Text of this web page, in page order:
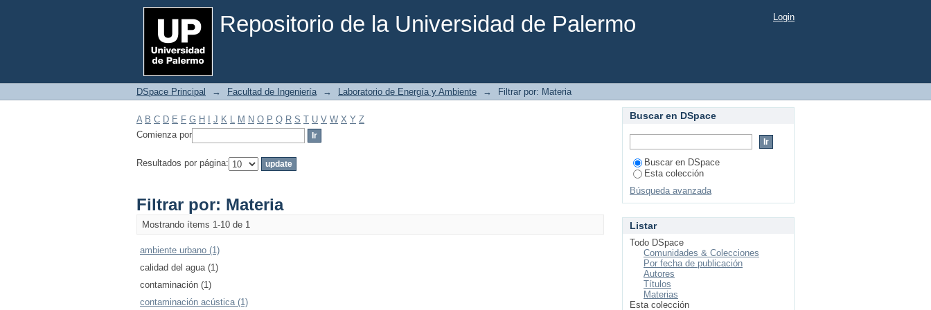
Repositorio de la Universidad de Palermo
Filtrar por: Materia Login
DSpace Principal → Facultad de Ingeniería → Laboratorio de Energía y Ambiente → Filtrar por: Materia
A B C D E F G H J K L M N O P Q R S T U V W X Y Z
Comienza por
Resultados por página:
Filtrar por: Materia
Mostrando ítems 1-10 de 1
ambiente urbano (1)
calidad del agua (1)
contaminación (1)
contaminación acústica (1)
Buscar en DSpace
Buscar en DSpace
Esta colección
Búsqueda avanzada
Listar
Todo DSpace
Comunidades & Colecciones
Por fecha de publicación
Autores
Títulos
Materias
Esta colección